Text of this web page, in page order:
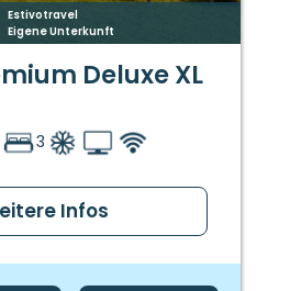
Estivotravel
Eigene Unterkunft
Deluxe XL
3
Infos